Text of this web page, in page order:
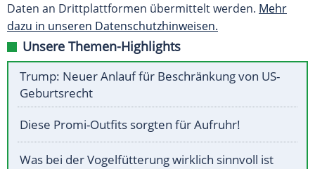
Daten an Drittplattformen übermittelt werden. Mehr
dazu in unseren Datenschutzhinweisen.
Unsere Themen-Highlights
Trump: Neuer Anlauf für Beschränkung von US-
Geburtsrecht
Diese Promi-Outfits sorgten für Aufruhr!
Was bei der Vogelfütterung wirklich sinnvoll ist